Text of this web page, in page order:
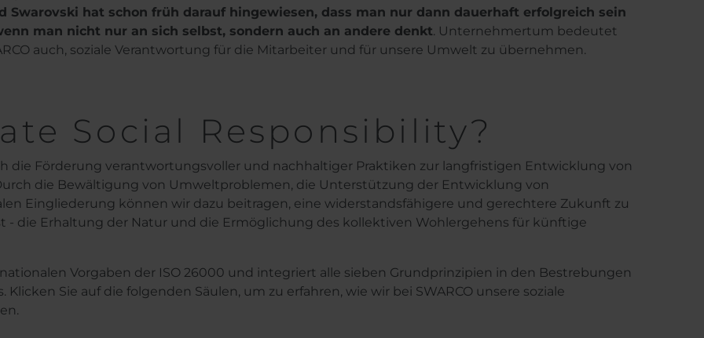
Swarovski hat schon früh darauf hingewiesen, dass man nur dann dauerhaft erfolgreich sein
man nicht nur an sich selbst, sondern auch an andere denkt. Unternehmertum bedeutet
auch, soziale Verantwortung für die Mitarbeiter und für unsere Umwelt zu übernehmen.
Social Responsibility?
die Förderung verantwortungsvoller und nachhaltiger Praktiken zur langfristigen Entwicklung von
die Bewältigung von Umweltproblemen, die Unterstützung der Entwicklung von
Eingliederung können wir dazu beitragen, eine widerstandsfähigere und gerechtere Zukunft zu
- die Erhaltung der Natur und die Ermöglichung des kollektiven Wohlergehens für künftige
Vorgaben der ISO 26000 und integriert alle sieben Grundprinzipien in den Bestrebungen
Sie auf die folgenden Säulen, um zu erfahren, wie wir bei SWARCO unsere soziale